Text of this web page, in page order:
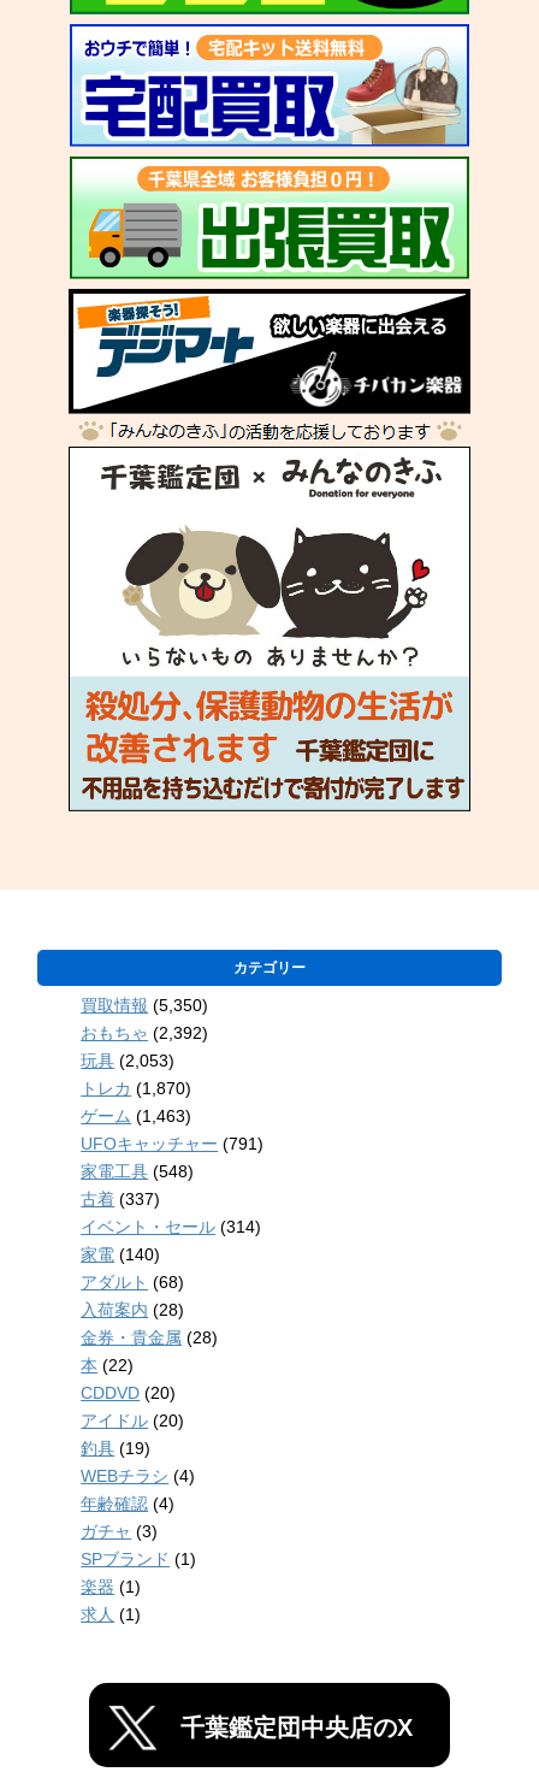
カテゴリー
買取情報 (5,350)
おもちゃ (2,392)
玩具 (2,053)
トレカ (1,870)
ゲーム (1,463)
UFOキャッチャー (791)
家電工具 (548)
古着 (337)
イベント・セール (314)
家電 (140)
アダルト (68)
入荷案内 (28)
金券・貴金属 (28)
本 (22)
CDDVD (20)
アイドル (20)
釣具 (19)
WEBチラシ (4)
年齢確認 (4)
ガチャ (3)
SPブランド (1)
楽器 (1)
求人 (1)
千葉鑑定団中央店のX